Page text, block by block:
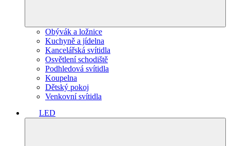
Obývák a ložnice
Kuchyně a jídelna
Kancelářská svítidla
Osvětlení schodiště
Podhledová svítidla
Koupelna
Dětský pokoj
Venkovní svítidla
LED